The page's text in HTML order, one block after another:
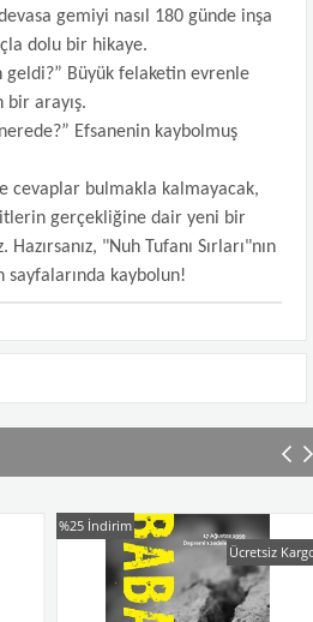
gemiyi nasıl 180 günde inşa
dolu bir hikaye.
geldi?” Büyük felaketin evrenle
arayış.
Efsanenin kaybolmuş
cevaplar bulmakla kalmayacak,
gerçekliğine dair yeni bir
"Nuh Tufanı Sırları"nın
sayfalarında kaybolun!
İndirim
Ücretsiz Kargo